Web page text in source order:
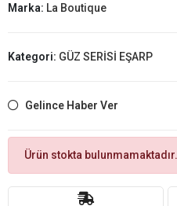
Marka: La Boutique
Kategori: GÜZ SERİSİ EŞARP
Gelince Haber Ver
Ürün stokta bulunmamaktadır.